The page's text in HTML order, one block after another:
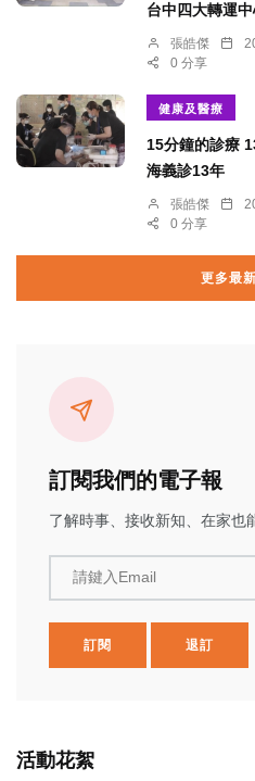
台中四大轉運
張皓傑
0 分享
健康及醫療
15分鐘的診療
海義診13年
張皓傑
0 分享
更多最
訂閱我們的電子報
了解時事、接收新知、在家也
請鍵入Email
訂閱 退訂
活動花絮